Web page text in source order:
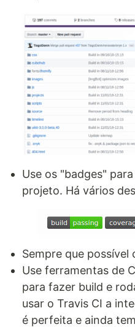
Use os "badges"
projeto. Há vários
Sempre que possível
Use ferramentas de
para fazer build e
usar o Travis CI a
é perfeita e ainda